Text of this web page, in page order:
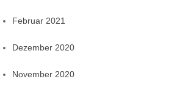
Februar 2021
Dezember 2020
November 2020